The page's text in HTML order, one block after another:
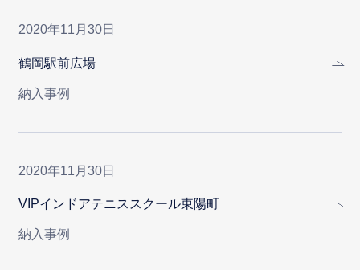
2020年11月30日
鶴岡駅前広場
納入事例
2020年11月30日
VIPインドアテニススクール東陽町
納入事例